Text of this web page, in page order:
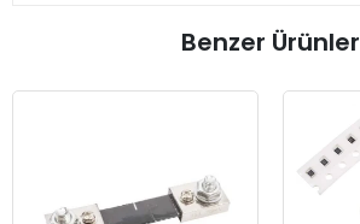
Benzer Ürünler